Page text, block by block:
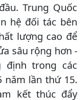
Trung Quốc
hệ đối tác bên
lượng cao để
sâu rộng hơn -
định trong các
năm lần thứ 15.
kết thúc đẩy